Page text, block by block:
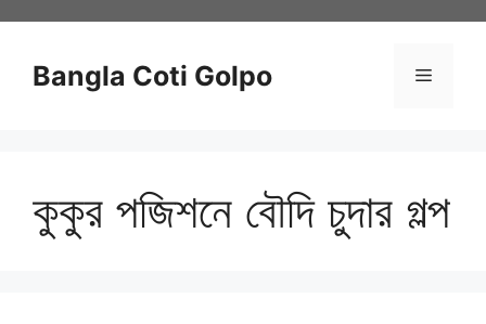
contentBangla Coti Golpo Menu
কুকুর পজিশনে বৌদি চুদার গল্প